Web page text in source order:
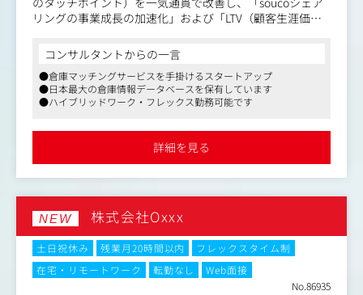
リングの事業成長の加速化」および「LTV（顧客生涯価
単なる「広告運用」や「LP修正」といった部分最適な作業
思考ではなく、事業KPIから逆算して施策を打ち出し、複
数の外注先や開発チームを巻き込んで自ら施策を完了（実
装）させられる高い推進力が求められます。
1.ユーザー体験の最適化
・リード獲得（認知・関心）から商談・受注・契約に至る
・KPI（CAC、受注率、前受金比率、LTV等）の改善に向け
た仮説検証サイクルの高速実行
3.プロジェクトマネジメント
・複数の制作会社、外注パートナー、社内開発チームの同
時進行ディレクションおよび進捗・品質・コスト管理
コンサルタントからの一言
●倉庫マッチングサービスを手掛けるスタートアップ
●日本最大の倉庫情報データベースを保有しています
●ハイブリッドワーク・フレックス勤務可能です
詳細を見る
NEW 株式会社Oxxx
土日祝休み 残業月20時間以内
フレックスタイム制
在宅・リモートワーク
転勤なし
Web面接
No.86935